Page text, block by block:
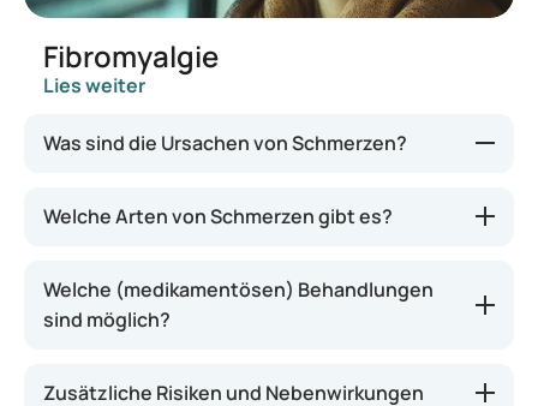
Fibromyalgie
Lies weiter
Was sind die Ursachen von Schmerzen?
Verletzung, einem Pickel usw. bis hin zu einem
hinaus können Schmerzen andere psychische
Beschwerden wie Angst und Depressionen
wenn man sich in einer anderen
Welche Arten von Schmerzen gibt es?
Welche (medikamentösen) Behandlungen
sind möglich?
Zusätzliche Risiken und Nebenwirkungen